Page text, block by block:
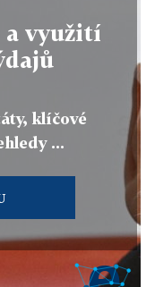
a využití
klíčové
...